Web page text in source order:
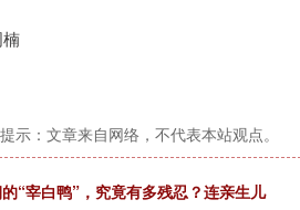
示：文章来自网络，不代表本站观点。
“宰白鸭”，究竟有多残忍？连亲生儿